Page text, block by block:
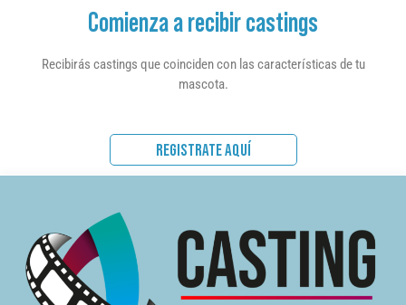
Comienza a recibir castings
Recibirás castings que coinciden con las características de tu
mascota.
REGISTRATE AQUÍ